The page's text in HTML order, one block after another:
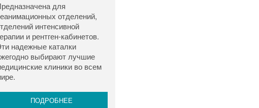
для
отделений,
интенсивной
и рентген-кабинетов.
надежные каталки
выбирают лучшие
клиники во всем
ПОДРОБНЕЕ